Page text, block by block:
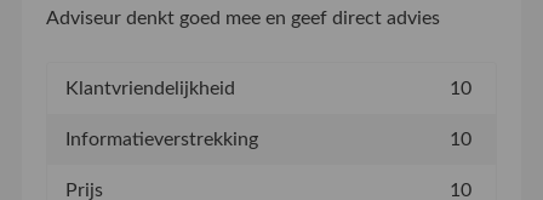
Adviseur denkt goed mee en geef direct advies
Klantvriendelijkheid 10
Informatieverstrekking 10
Prijs 10